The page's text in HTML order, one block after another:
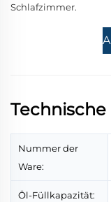
Schlafzimmer.
Technische
Nummer der
Ware:
Öl-Füllkapazität: